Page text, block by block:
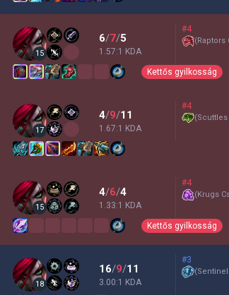
15
6/7/5
1.57:1 KDA
#4
(Raptors
Kettős gyilkosság
17
4/9/11
1.67:1 KDA
#4
(Scuttles
15
4/6/4
1.33:1 KDA
#4
(Krugs
Kettős gyilkosság
18
16/9/11
3.00:1 KDA
#3
(